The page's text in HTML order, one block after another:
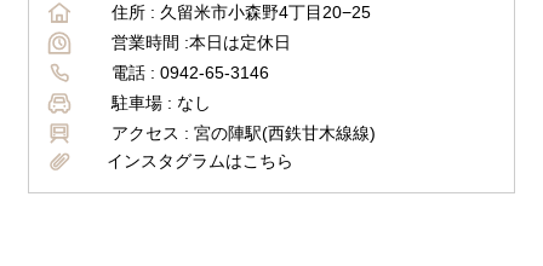
住所 : 久留米市小森野4丁目20−25
営業時間 :本日は定休日
電話 : 0942-65-3146
駐車場 : なし
アクセス : 宮の陣駅(西鉄甘木線線)
インスタグラムはこちら